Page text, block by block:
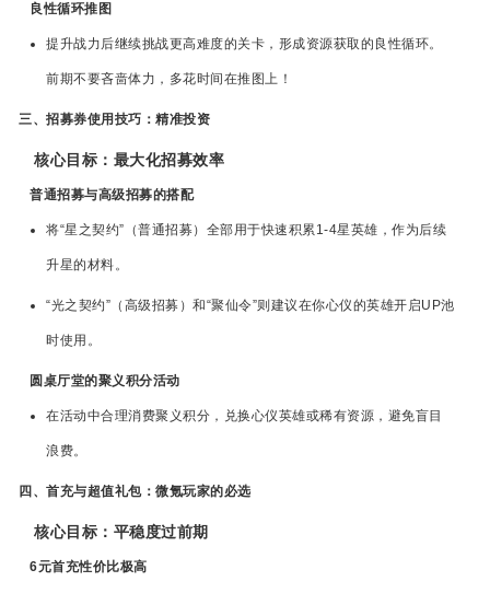
良性循环推图
提升战力后继续挑战更高难度的关卡，形成资源获取的良性循环。
前期不要吝啬体力，多花时间在推图上！
三、招募券使用技巧：精准投资
核心目标：最大化招募效率
普通招募与高级招募的搭配
将“星之契约”（普通招募）全部用于快速积累1-4星英雄，作为后续
升星的材料。
“光之契约”（高级招募）和“聚仙令”则建议在你心仪的英雄开启UP池
时使用。
圆桌厅堂的聚义积分活动
在活动中合理消费聚义积分，兑换心仪英雄或稀有资源，避免盲目
浪费。
四、首充与超值礼包：微氪玩家的必选
核心目标：平稳度过前期
6元首充性价比极高